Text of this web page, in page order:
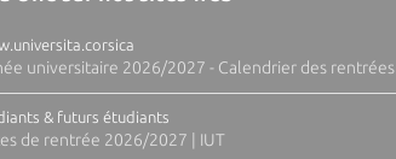
universitaire 2026/2027 - Calendrier des rentrées
& futurs étudiants
de rentrée 2026/2027 | IUT